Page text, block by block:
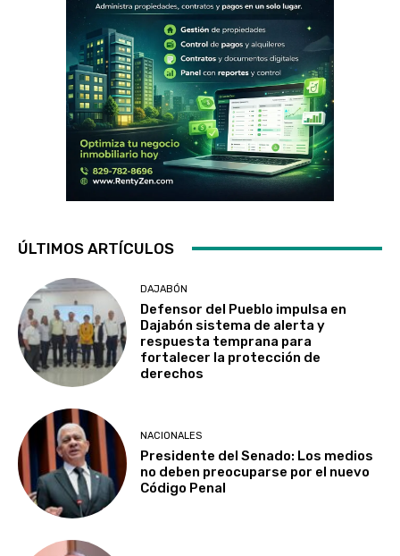
ÚLTIMOS ARTÍCULOS
DAJABÓN
Defensor del Pueblo impulsa en
Dajabón sistema de alerta y
respuesta temprana para
fortalecer la protección de
derechos
NACIONALES
Presidente del Senado: Los medios
no deben preocuparse por el nuevo
Código Penal